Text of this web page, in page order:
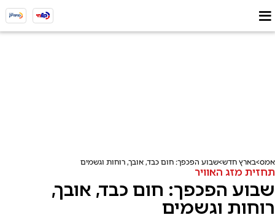
אמס בארץ חדש שבוע הפכפך: חום כבד, אובך, רוחות וגשמים
תחזית מזג האוויר
שבוע הפכפך: חום כבד, אובך,
רוחות וגשמים